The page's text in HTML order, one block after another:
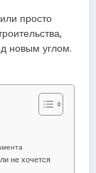
просто
новым углом.
не хочется